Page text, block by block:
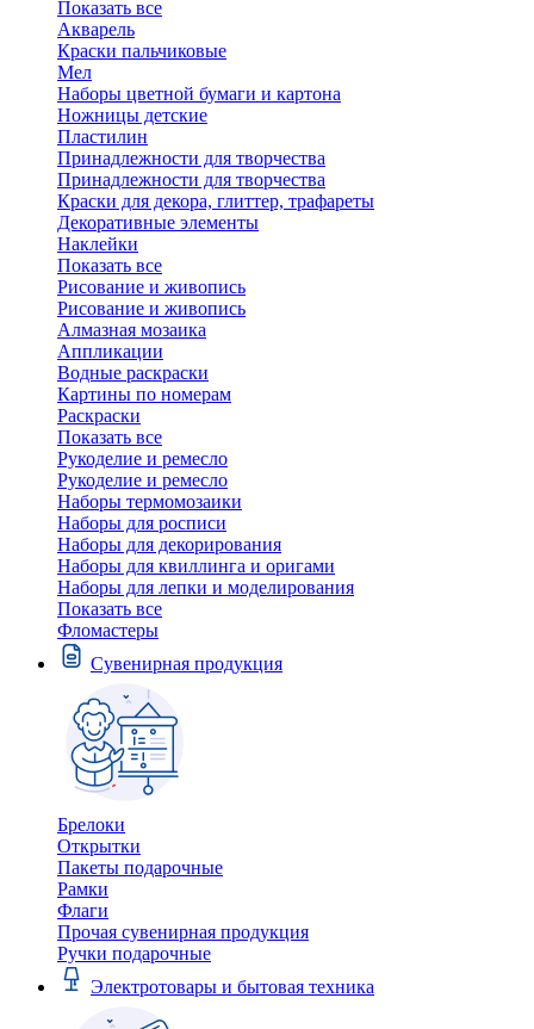
Показать все
Акварель
Краски пальчиковые
Мел
Наборы цветной бумаги и картона
Ножницы детские
Пластилин
Принадлежности для творчества
Принадлежности для творчества
Краски для декора, глиттер, трафареты
Декоративные элементы
Наклейки
Показать все
Рисование и живопись
Рисование и живопись
Алмазная мозаика
Аппликации
Водные раскраски
Картины по номерам
Раскраски
Показать все
Рукоделие и ремесло
Рукоделие и ремесло
Наборы термомозаики
Наборы для росписи
Наборы для декорирования
Наборы для квиллинга и оригами
Наборы для лепки и моделирования
Показать все
Фломастеры
Сувенирная продукция
Брелоки
Открытки
Пакеты подарочные
Рамки
Флаги
Прочая сувенирная продукция
Ручки подарочные
Электротовары и бытовая техника